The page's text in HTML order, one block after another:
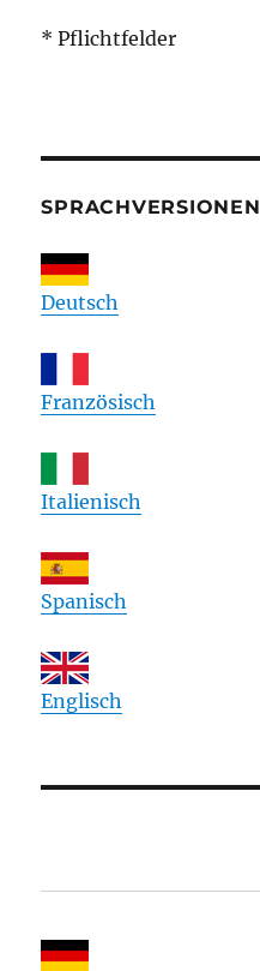
* Pflichtfelder
SPRACHVERSIONEN
Deutsch
Französisch
Italienisch
Spanisch
Englisch